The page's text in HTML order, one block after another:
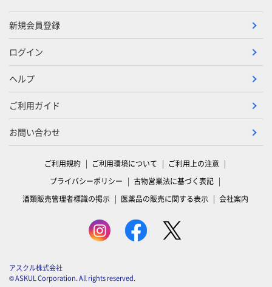
新規会員登録
ログイン
ヘルプ
ご利用ガイド
お問い合わせ
ご利用規約 ご利用環境について
ご利用上の注意
プライバシーポリシー
古物営業法に基づく表記
酒類販売管理者標識の掲示
医薬品の販売に関する表示 会社案内
アスクル株式会社
© ASKUL Corporation. All rights reserved.